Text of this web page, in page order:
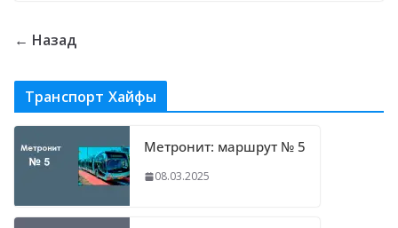
← Назад
Транспорт Хайфы
Метронит: маршрут № 5
08.03.2025